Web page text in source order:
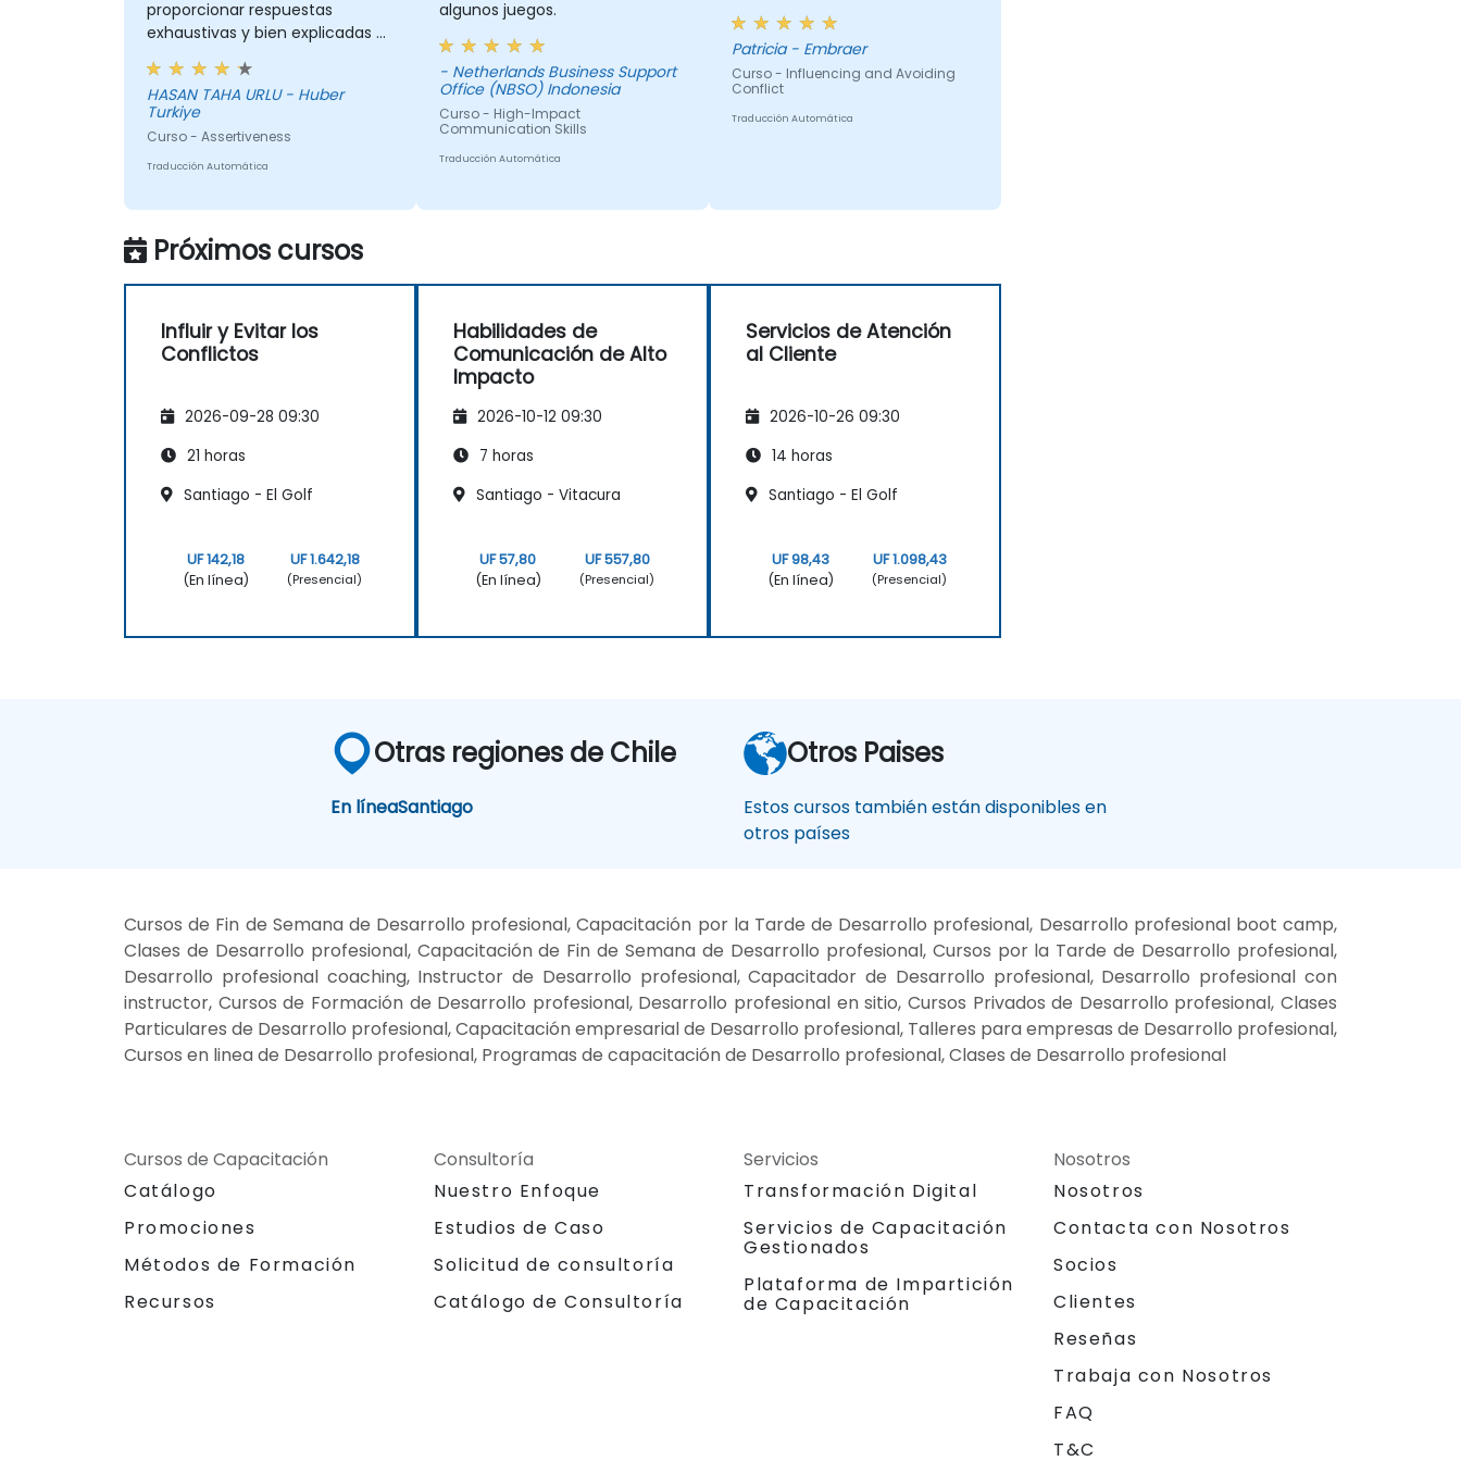
proporcionar respuestas
exhaustivas y bien explicadas a
preguntas específicas de mi
situación personal.
HASAN TAHA URLU - Huber
Turkiye
Curso - Assertiveness
Traducción Automática
algunos juegos.
- Netherlands Business Support
Office (NBSO) Indonesia
Curso - High-Impact
Communication Skills
Traducción Automática
Patricia - Embraer
Curso - Influencing and Avoiding
Conflict
Traducción Automática
Próximos cursos
Influir y Evitar los
Conflictos
2026-09-28 09:30
21 horas
Santiago - El Golf
UF 142,18
(En línea)
UF 1.642,18
(Presencial)
Habilidades de
Comunicación de Alto
Impacto
2026-10-12 09:30
7 horas
Santiago - Vitacura
UF 57,80
(En línea)
UF 557,80
(Presencial)
Servicios de Atención
al Cliente
2026-10-26 09:30
14 horas
Santiago - El Golf
UF 98,43
(En línea)
UF 1.098,43
(Presencial)
Otras regiones de Chile
En líneaSantiago
Otros Paises
Estos cursos también están disponibles en
otros países
Cursos de Fin de Semana de Desarrollo profesional, Capacitación por la Tarde de Desarrollo profesional, Desarrollo profesional boot camp,
Clases de Desarrollo profesional, Capacitación de Fin de Semana de Desarrollo profesional, Cursos por la Tarde de Desarrollo profesional,
Desarrollo profesional coaching, Instructor de Desarrollo profesional, Capacitador de Desarrollo profesional, Desarrollo profesional con
instructor, Cursos de Formación de Desarrollo profesional, Desarrollo profesional en sitio, Cursos Privados de Desarrollo profesional, Clases
Particulares de Desarrollo profesional, Capacitación empresarial de Desarrollo profesional, Talleres para empresas de Desarrollo profesional,
Cursos en linea de Desarrollo profesional, Programas de capacitación de Desarrollo profesional, Clases de Desarrollo profesional
Cursos de Capacitación
Catálogo
Promociones
Métodos de Formación
Recursos
Consultoría
Nuestro Enfoque
Estudios de Caso
Solicitud de consultoría
Catálogo de Consultoría
Servicios
Transformación Digital
Servicios de Capacitación
Gestionados
Plataforma de Impartición
de Capacitación
Nosotros
Nosotros
Contacta con Nosotros
Socios
Clientes
Reseñas
Trabaja con Nosotros
FAQ
T&C